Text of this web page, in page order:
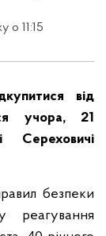
о 11:15
від
учора, 21
безпеки
реагування